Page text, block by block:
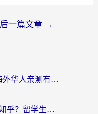
后一篇文章 →
12123在国外能登录吗？海外华人亲测有效的回国加速器选择指南
海外看不了爱奇艺怎么办知乎？留学生亲测有效的回国加速方案